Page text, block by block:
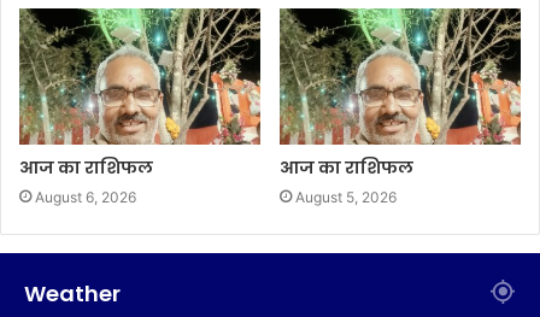
आज का राशिफल
August 6, 2026
आज का राशिफल
August 5, 2026
Weather